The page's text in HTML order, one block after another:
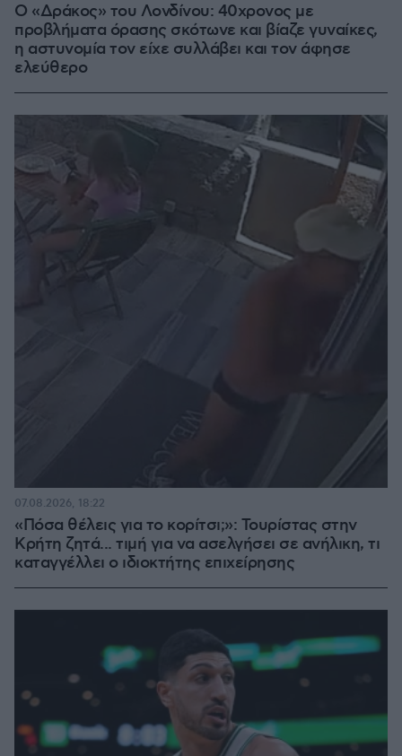
Ο «Δράκος» του Λονδίνου: 40χρονος με
προβλήματα όρασης σκότωνε και βίαζε γυναίκες,
η αστυνομία τον είχε συλλάβει και τον άφησε
ελεύθερο
«Πόσα θέλεις για το κορίτσι;»: Τουρίστας στην
Κρήτη ζητά... τιμή για να ασελγήσει σε ανήλικη, τι
καταγγέλλει ο ιδιοκτήτης επιχείρησης
07.08.2026, 18:22